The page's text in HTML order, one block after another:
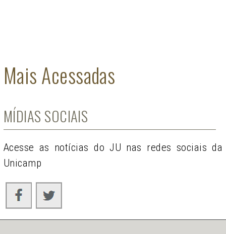
Mais Acessadas
MÍDIAS SOCIAIS
Acesse as notícias do JU nas redes sociais da
Unicamp